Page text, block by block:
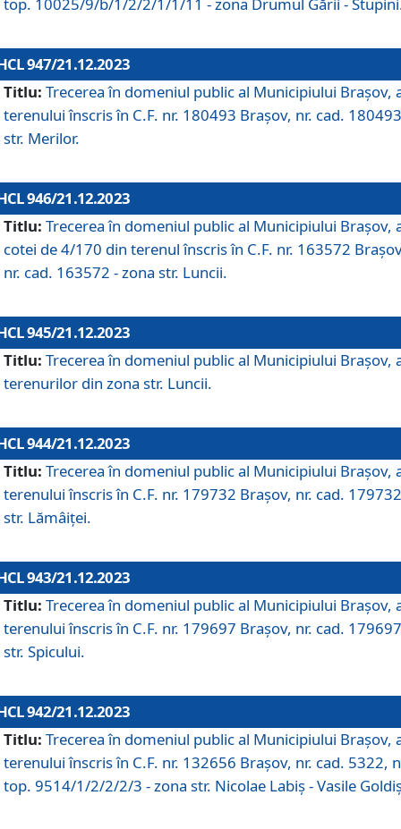
top. 10025/9/b/1/2/2/1/1/11 - zona Drumul Gării -
947/21.12.2023
Titlu: Trecerea în domeniul public al Municipiului Braşov,
terenului înscris în C.F. nr. 180493 Brașov, nr. cad.
str. Merilor.
946/21.12.2023
Titlu: Trecerea în domeniul public al Municipiului Braşov,
cotei de 4/170 din terenul înscris în C.F. nr. 163572
nr. cad. 163572 - zona str. Luncii.
945/21.12.2023
Titlu: Trecerea în domeniul public al Municipiului Braşov,
terenurilor din zona str. Luncii.
944/21.12.2023
Titlu: Trecerea în domeniul public al Municipiului Braşov,
terenului înscris în C.F. nr. 179732 Brașov, nr. cad.
str. Lămâiței.
943/21.12.2023
Titlu: Trecerea în domeniul public al Municipiului Braşov,
terenului înscris în C.F. nr. 179697 Brașov, nr. cad.
str. Spicului.
942/21.12.2023
Titlu: Trecerea în domeniul public al Municipiului Braşov,
terenului înscris în C.F. nr. 132656 Brașov, nr. cad. 5322,
top. 9514/1/2/2/2/3 - zona str. Nicolae Labiș - Vasile